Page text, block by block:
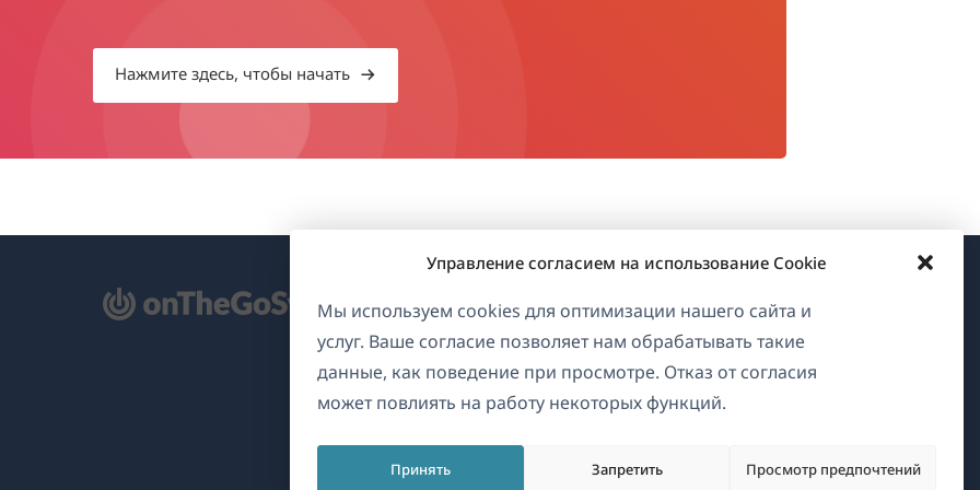
Управление согласием на использование Cookie
Мы используем cookies для оптимизации нашего сайта и
услуг. Ваше согласие позволяет нам обрабатывать такие
данные, как поведение при просмотре. Отказ от согласия
может повлиять на работу некоторых функций.
Принять Запретить Просмотр предпочтений
Нажмите здесь, чтобы начать
О WPML
GDPR и политика
конфиденциальности
Присоединяйтесь к нашей
в